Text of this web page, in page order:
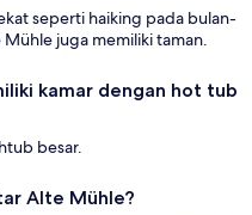
seperti haiking pada bulan-
juga memiliki taman.
kamar dengan hot tub
besar.
Alte Mühle?